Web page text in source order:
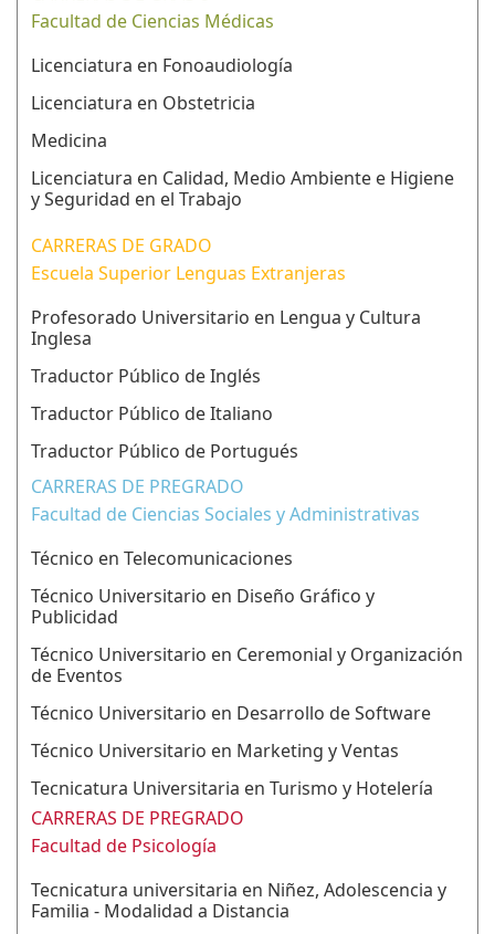
Facultad de Ciencias Médicas
Licenciatura en Fonoaudiología
Licenciatura en Obstetricia
Medicina
Licenciatura en Calidad, Medio Ambiente e Higiene
y Seguridad en el Trabajo
CARRERAS DE GRADO
Escuela Superior Lenguas Extranjeras
Profesorado Universitario en Lengua y Cultura
Inglesa
Traductor Público de Inglés
Traductor Público de Italiano
Traductor Público de Portugués
CARRERAS DE PREGRADO
Facultad de Ciencias Sociales y Administrativas
Técnico en Telecomunicaciones
Técnico Universitario en Diseño Gráfico y
Publicidad
Técnico Universitario en Ceremonial y Organización
de Eventos
Técnico Universitario en Desarrollo de Software
Técnico Universitario en Marketing y Ventas
Tecnicatura Universitaria en Turismo y Hotelería
CARRERAS DE PREGRADO
Facultad de Psicología
Tecnicatura universitaria en Niñez, Adolescencia y
Familia - Modalidad a Distancia